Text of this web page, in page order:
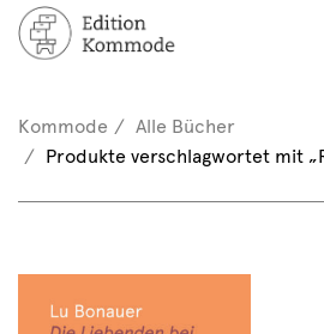
/ Registrieren
(0)
Kommode
Alle Bücher
Produkte verschlagwortet mit